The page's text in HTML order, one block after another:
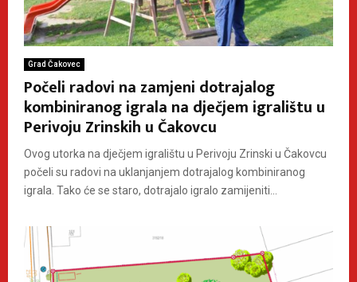
Grad Čakovec
Počeli radovi na zamjeni dotrajalog
kombiniranog igrala na dječjem igralištu u
Perivoju Zrinskih u Čakovcu
Ovog utorka na dječjem igralištu u Perivoju Zrinski u Čakovcu
počeli su radovi na uklanjanjem dotrajalog kombiniranog
igrala. Tako će se staro, dotrajalo igralo zamijeniti...